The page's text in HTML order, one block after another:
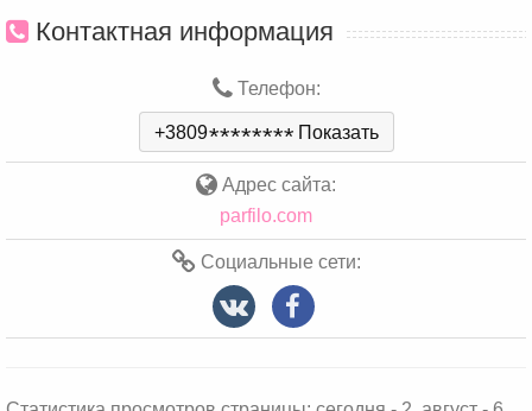
Контактная информация
Телефон:
+3809******** Показать
Адрес сайта:
parfilo.com
Социальные сети: